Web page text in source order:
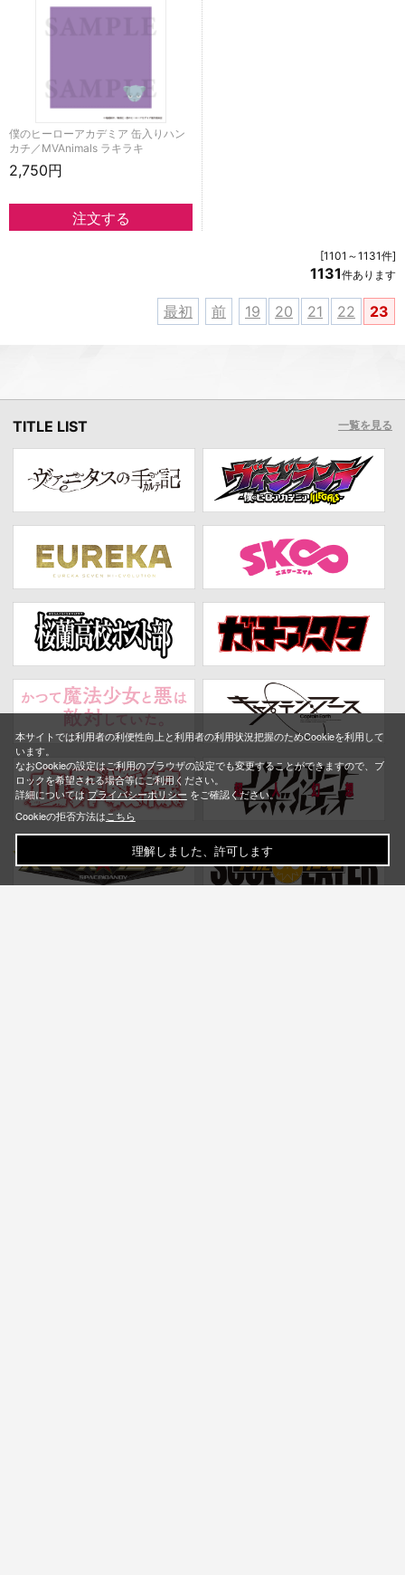
僕のヒーローアカデミア 缶入りハン
カチ／MVAnimals ラキラキ
2,750円
[1101～1131件]
1131件あります
最初 前 19 20 21 22 23
TITLE LIST 一覧を見る
本サイトでは利用者の利便性向上と利用者の利用状況把握のためCookieを利用して
います。
なおCookieの設定はご利用のブラウザの設定でも変更することができますので、ブ
ロックを希望される場合等にご利用ください。
詳細についてはプライバシーポリシー をご確認ください。
Cookieの拒否方法はこちら
理解しました、許可します